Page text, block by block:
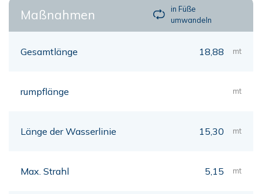
Maßnahmen
in Füße
umwandeln
Gesamtlänge 18,88 mt
rumpflänge mt
Länge der Wasserlinie 15,30 mt
Max. Strahl 5,15 mt